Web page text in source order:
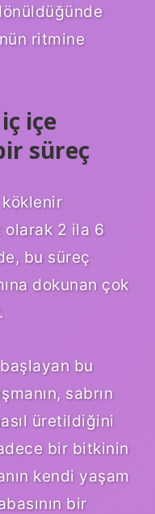
ritmine
içe
süreç
olarak 2 ila 6
bu süreç
dokunan çok
bu
sabrın
üretildiğini
bir bitkinin
kendi yaşam
bir